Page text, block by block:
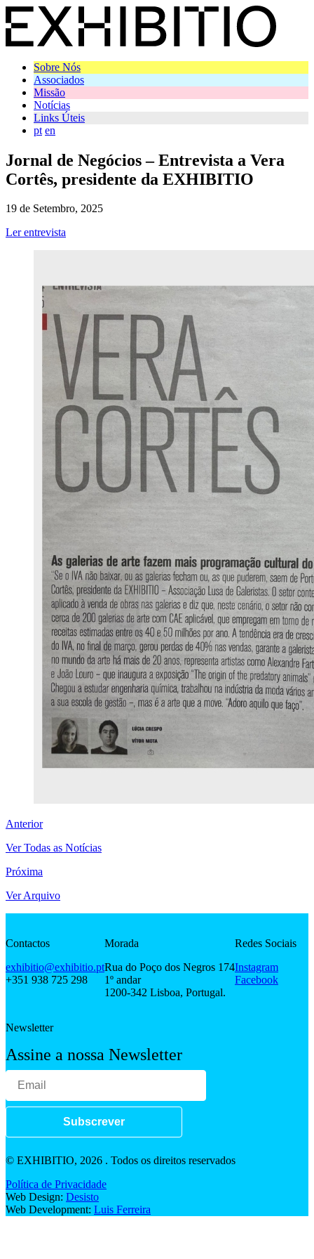
Sobre Nós
Associados
Missão
Notícias
Links Úteis
pt en
Jornal de Negócios – Entrevista a Vera
Cortês, presidente da EXHIBITIO
19 de Setembro, 2025
Ler entrevista
Anterior
Ver Todas as Notícias
Próxima
Ver Arquivo
Contactos
exhibitio@exhibitio.pt
+351 938 725 298
Morada
Rua do Poço dos Negros 174
1º andar
1200-342 Lisboa, Portugal.
Redes Sociais
Instagram
Facebook
Newsletter
Assine a nossa Newsletter
Subscrever
© EXHIBITIO, 2026 . Todos os direitos reservados
Política de Privacidade
Web Design: Desisto
Web Development: Luis Ferreira